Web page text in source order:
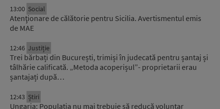
13:00 Social
Atenţionare de călătorie pentru Sicilia. Avertismentul emis
de MAE
12:46 Justiție
Trei bărbați din București, trimiși în judecată pentru șantaj și
tâlhărie calificată. „Metoda acoperișul”- proprietarii erau
șantajați după…
12:43 Știri
Ungaria: Populația nu mai trebuie să reducă voluntar